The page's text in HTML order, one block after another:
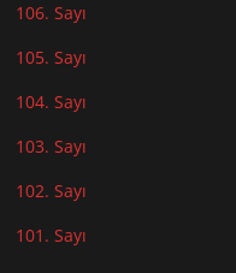
106. Sayı
105. Sayı
104. Sayı
103. Sayı
102. Sayı
101. Sayı